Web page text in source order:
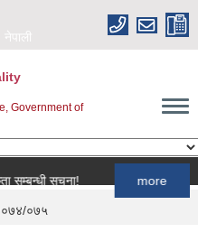
नेपाली
Government of
सूचना!
०७५